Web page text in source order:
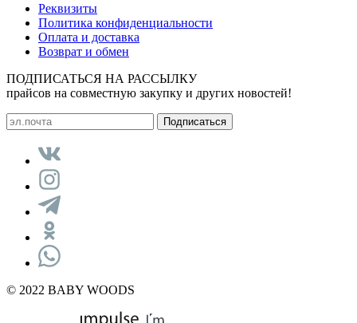
Реквизиты
Политика конфиденциальности
Оплата и доставка
Возврат и обмен
ПОДПИСАТЬСЯ НА РАССЫЛКУ
прайсов на совместную закупку и других новостей!
© 2022 BABY WOODS